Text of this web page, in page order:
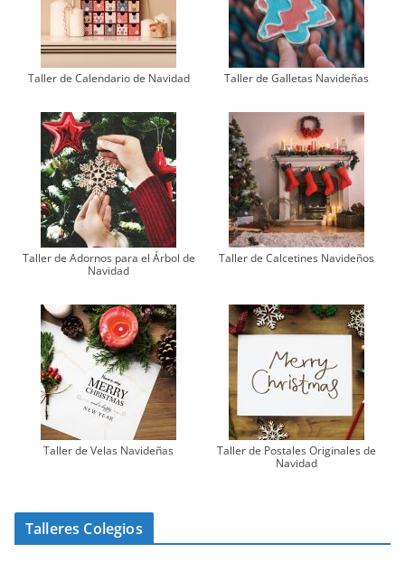
Taller de Calendario de Navidad Taller de Galletas Navideñas
Taller de Adornos para el Árbol de
Navidad
Taller de Calcetines Navideños
Taller de Velas Navideñas
Taller de Postales Originales de
Navidad
Talleres Colegios